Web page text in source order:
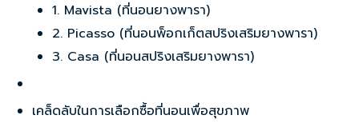
1. Mavista (ที่นอนยางพารา)
2. Picasso (ที่นอนพ็อกเก็ตสปริงเสริมยางพารา)
3. Casa (ที่นอนสปริงเสริมยางพารา)
เคล็ดลับในการเลือกซื้อที่นอนเพื่อสุขภาพ